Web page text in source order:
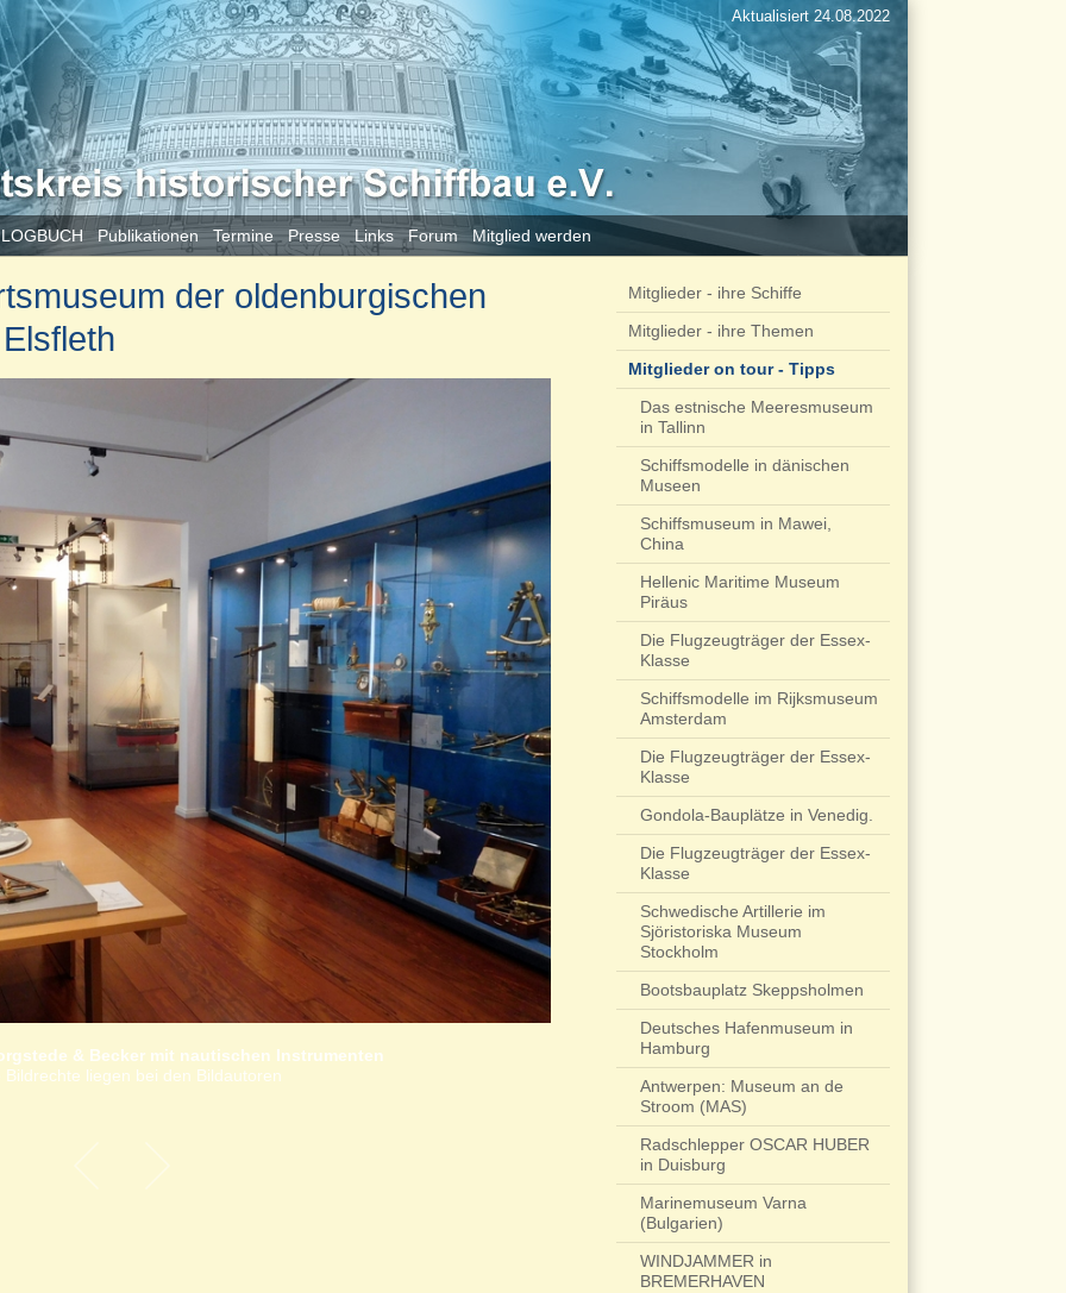
Publikationen Termine Presse Links Forum Mitglied werden
Aktualisiert 24.08.2022
der oldenburgischen
& Becker mit nautischen Instrumenten
Bildrechte liegen bei den Bildautoren
Mitglieder - ihre Schiffe
Mitglieder - ihre Themen
Mitglieder on tour - Tipps
Das estnische Meeresmuseum
in Tallinn
Schiffsmodelle in dänischen
Museen
Schiffsmuseum in Mawei,
China
Hellenic Maritime Museum
Piräus
Die Flugzeugträger der Essex-
Klasse
Schiffsmodelle im Rijksmuseum
Amsterdam
Die Flugzeugträger der Essex-
Klasse
Gondola-Bauplätze in Venedig.
Die Flugzeugträger der Essex-
Klasse
Schwedische Artillerie im
Sjöristoriska Museum
Stockholm
Bootsbauplatz Skeppsholmen
Deutsches Hafenmuseum in
Hamburg
Antwerpen: Museum an de
Stroom (MAS)
Radschlepper OSCAR HUBER
in Duisburg
Marinemuseum Varna
(Bulgarien)
WINDJAMMER in
BREMERHAVEN